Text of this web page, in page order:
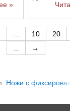
»
10 20
→
Ножи с